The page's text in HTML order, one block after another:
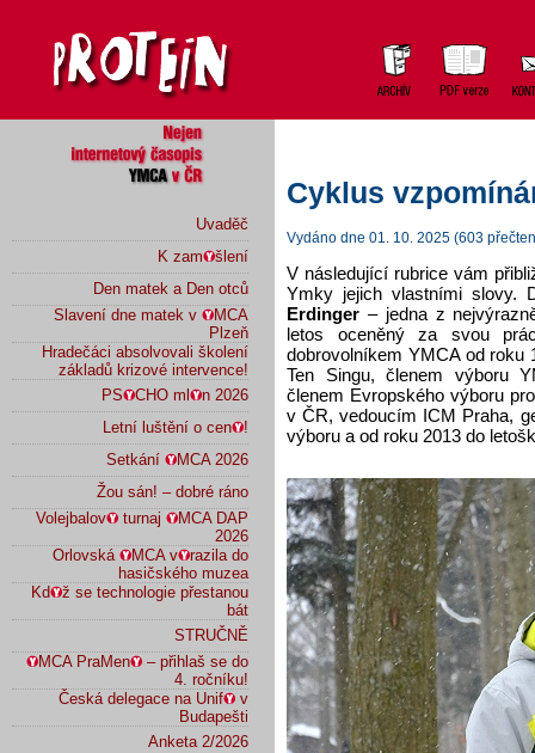
Uvaděč
K zam
šlení
Den matek a Den otců
Slavení dne matek v
MCA
Plzeň
Hradečáci absolvovali školení
základů krizové intervence!
PS
CHO ml
n 2026
Letní luštění o cen
!
Setkání
MCA 2026
Žou sán! – dobré ráno
Volejbalov
turnaj
MCA DAP
2026
Orlovská
MCA v
razila do
hasičského muzea
Kd
ž se technologie přestanou
bát
STRUČNĚ
MCA PraMen
– přihlaš se do
4. ročníku!
Česká delegace na Unif
v
Budapešti
Anketa 2/2026
Cyklus
Vydáno dne 01. 10. 2025 (603
V následující rubrice vám
Ymky jejich vlastními slovy.
Erdinger – jedna z
letos oceněný za svou
dobrovolníkem YMCA od roku
Ten Singu, členem výboru
členem Evropského výboru
v ČR, vedoucím ICM Praha,
výboru a od roku 2013 do